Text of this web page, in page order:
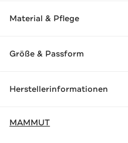
Material & Pflege
Größe & Passform
Herstellerinformationen
MAMMUT